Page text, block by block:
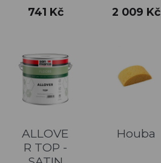
Cena
741 Kč Cena
2 009 Kč
ALLOVE
R TOP -
Houba